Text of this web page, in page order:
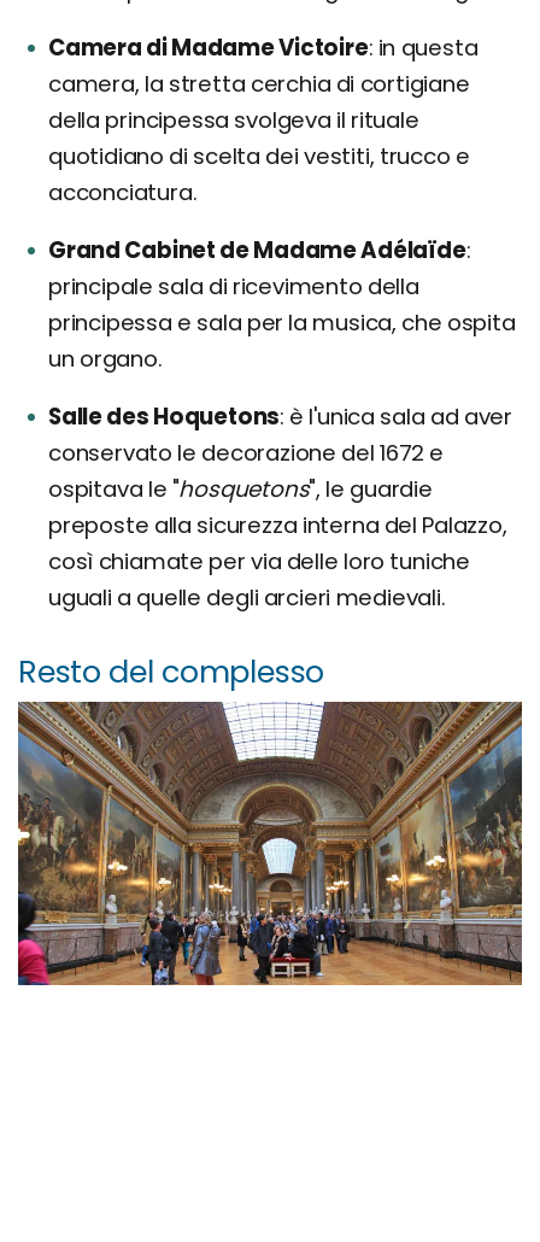
Camera di Madame Victoire in questa
camera, la stretta cerchia di cortigiane
della principessa svolgeva il rituale
quotidiano di scelta dei vestiti, trucco e
acconciatura.
Grand Cabinet de Madame Adélaïde
principale sala di ricevimento della
principessa e sala per la musica, che ospita
un organo.
Salle des Hoquetons è l'unica sala ad aver
conservato le decorazione del 1672 e
ospitava le "hosquetons", le guardie
preposte alla sicurezza interna del Palazzo,
così chiamate per via delle loro tuniche
uguali a quelle degli arcieri medievali.
Resto del complesso